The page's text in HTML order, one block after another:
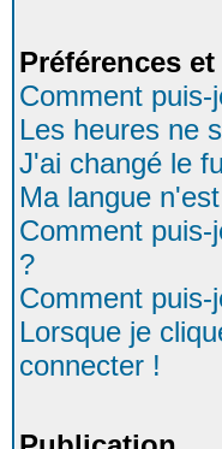
Préférences
Comment
Les heures ne
J'ai changé le
Ma langue
Comment
?
Comment
Lorsque je
connecter !